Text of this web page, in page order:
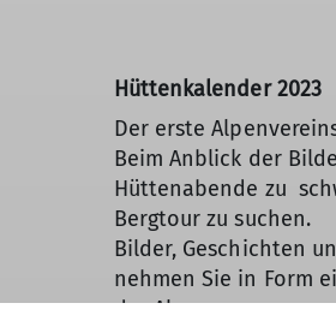
Hüttenkalender 2023
Der erste
Beim Anblick der
Hüttenabende zu
Bergtour zu suchen.
Bilder, Geschichten
nehmen Sie in Form
der Alpen.